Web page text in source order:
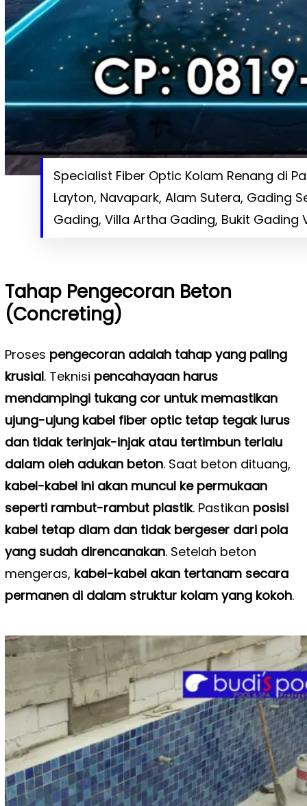
Specialist Fiber Optic Kolam Renang di
Layton, Navapark, Alam Sutera, Gading
Gading, Villa Artha Gading, Bukit Gading
Tahap Pengecoran Beton
(Concreting)
Proses pengecoran adalah tahap yang paling
krusial. Teknisi pencahayaan harus
mendampingi tukang cor untuk memastikan
ujung-ujung kabel fiber optic tetap tegak lurus
dan tidak terinjak-injak atau tertimbun terlalu
dalam oleh adukan beton. Saat beton dituang,
kabel-kabel ini akan muncul ke permukaan
seperti rambut-rambut plastik. Pastikan posisi
kabel tetap diam dan tidak bergeser dari pola
yang sudah direncanakan. Setelah beton
mengeras, kabel-kabel akan tertanam secara
permanen di dalam struktur kolam yang kokoh.